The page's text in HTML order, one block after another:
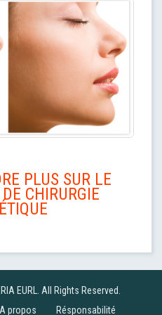
PLUS SUR LE
CHIRURGIE
EURL. All Rights Reserved.
A propos Résponsabilité